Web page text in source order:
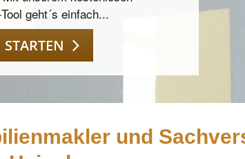
geht´s einfach...
und